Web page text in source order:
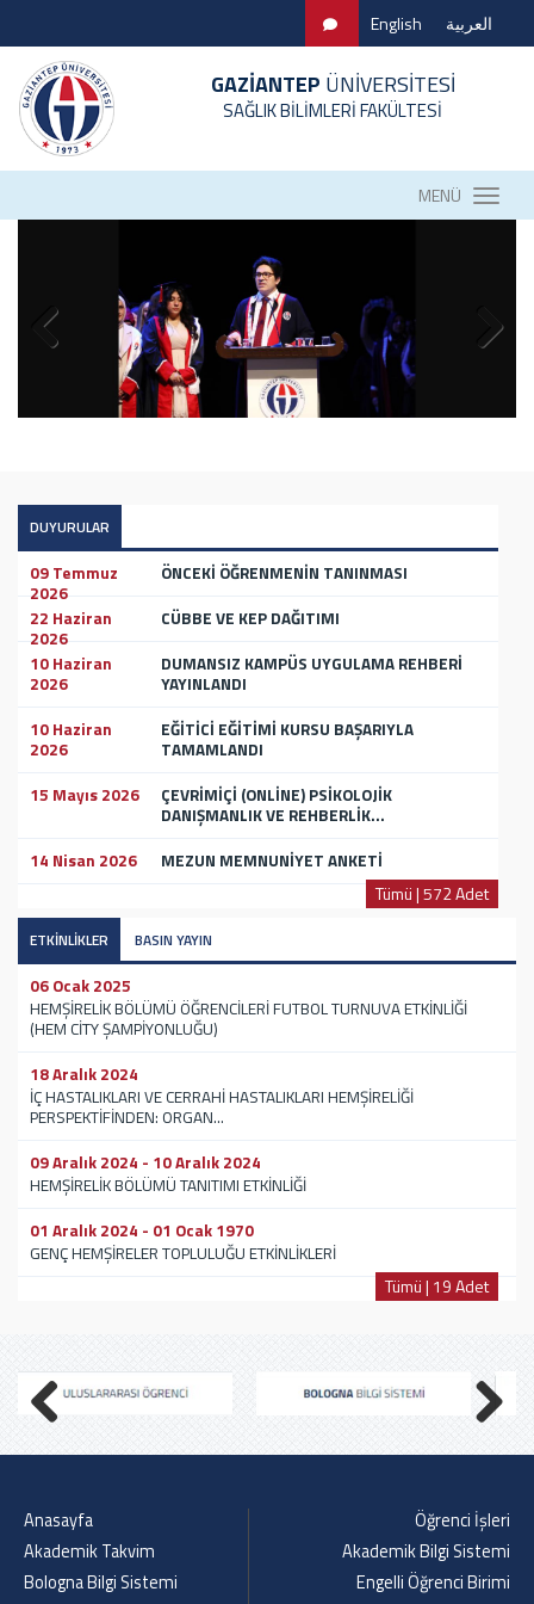
English العربية
GAZİANTEP ÜNİVERSİTESİ
SAĞLIK BİLİMLERİ FAKÜLTESİ
MENÜ
DUYURULAR
09 Temmuz
2026
ÖNCEKİ ÖĞRENMENİN TANINMASI
22 Haziran
2026
CÜBBE VE KEP DAĞITIMI
10 Haziran
2026
DUMANSIZ KAMPÜS UYGULAMA REHBERİ
YAYINLANDI
10 Haziran
2026
EĞİTİCİ EĞİTİMİ KURSU BAŞARIYLA
TAMAMLANDI
15 Mayıs 2026
ÇEVRİMİÇİ (ONLİNE) PSİKOLOJİK
DANIŞMANLIK VE REHBERLİK...
14 Nisan 2026
MEZUN MEMNUNİYET ANKETİ
Tümü | 572 Adet
ETKİNLİKLER BASIN YAYIN
06 Ocak 2025
HEMŞİRELİK BÖLÜMÜ ÖĞRENCİLERİ FUTBOL TURNUVA ETKİNLİĞİ
(HEM CİTY ŞAMPİYONLUĞU)
18 Aralık 2024
İÇ HASTALIKLARI VE CERRAHİ HASTALIKLARI HEMŞİRELİĞİ
PERSPEKTİFİNDEN: ORGAN...
09 Aralık 2024 - 10 Aralık 2024
HEMŞİRELİK BÖLÜMÜ TANITIMI ETKİNLİĞİ
01 Aralık 2024 - 01 Ocak 1970
GENÇ HEMŞİRELER TOPLULUĞU ETKİNLİKLERİ
Tümü | 19 Adet
Previous Next
Anasayfa
Akademik Takvim
Bologna Bilgi Sistemi
Öğrenci İşleri
Akademik Bilgi Sistemi
Engelli Öğrenci Birimi